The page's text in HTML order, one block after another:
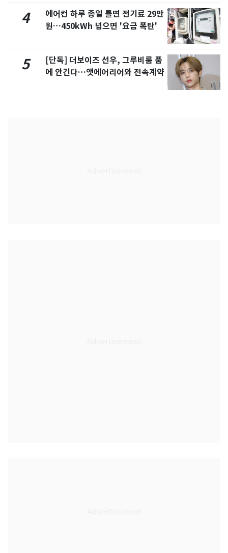
4
에어컨 하루 종일 틀면 전기료 29만
원…450kWh 넘으면 '요금 폭탄'
5
[단독] 더보이즈 선우, 그루비룸 품
에 안긴다…앳에어리어와 전속계약